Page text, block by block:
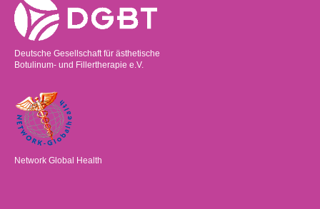
Deutsche Gesellschaft für ästhetische
Botulinum- und Fillertherapie e.V.
Network Global Health